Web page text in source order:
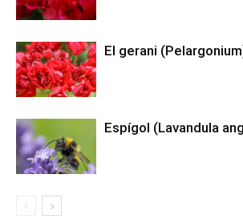
El gerani
Espígol (Lavandula